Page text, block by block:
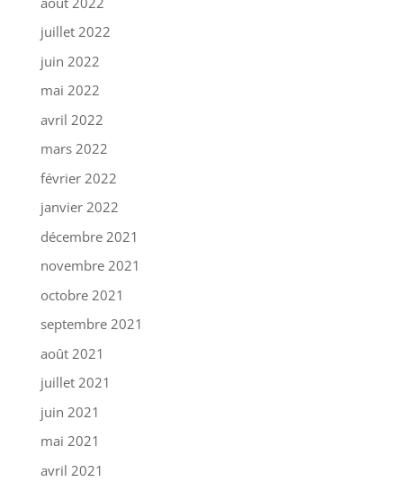
juillet 2022
juin 2022
mai 2022
avril 2022
mars 2022
février 2022
janvier 2022
décembre 2021
novembre 2021
octobre 2021
septembre 2021
août 2021
juillet 2021
juin 2021
mai 2021
avril 2021